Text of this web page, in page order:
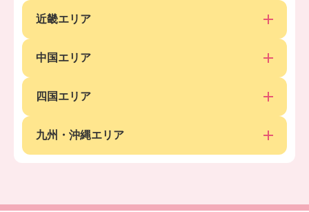
近畿エリア
中国エリア
四国エリア
九州・沖縄エリア